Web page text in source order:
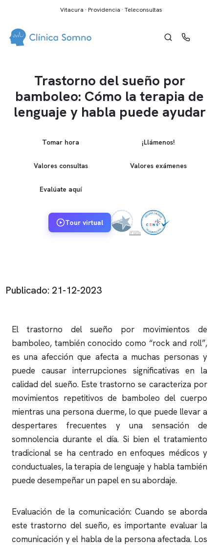
Vitacura · Providencia · Teleconsultas
Trastorno del sueño por
bamboleo: Cómo la terapia de
lenguaje y habla puede ayudar
Tomar hora ¡Llámenos!
Valores consultas Valores exámenes
Evalúate aquí
Tour virtual
Publicado: 21-12-2023
El trastorno del sueño por movimientos de
bamboleo, también conocido como “rock and roll”,
es una afección que afecta a muchas personas y
puede causar interrupciones significativas en la
calidad del sueño. Este trastorno se caracteriza por
movimientos repetitivos de bamboleo del cuerpo
mientras una persona duerme, lo que puede llevar a
despertares frecuentes y una sensación de
somnolencia durante el día. Si bien el tratamiento
tradicional se ha centrado en enfoques médicos y
conductuales, la terapia de lenguaje y habla también
puede desempeñar un papel en su abordaje.
Evaluación de la comunicación: Cuando se aborda
este trastorno del sueño, es importante evaluar la
comunicación y el habla de la persona afectada. Los